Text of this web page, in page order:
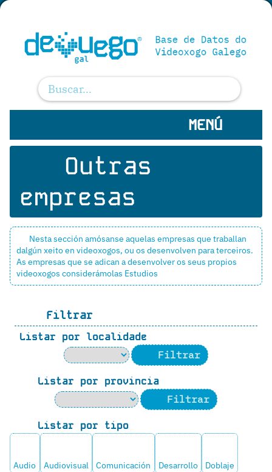
MENÚ
Outras
empresas
Nesta sección amósanse aquelas empresas que traballan
dalgún xeito en videoxogos, ou os desenvolven para terceiros.
As empresas que se adican a desenvolver os seus propios
videoxogos considerámolas Estudios
Filtrar
Listar por localidade
Filtrar
Listar por provincia
Filtrar
Listar por tipo
Audio Audiovisual Comunicación Desarrollo Doblaje